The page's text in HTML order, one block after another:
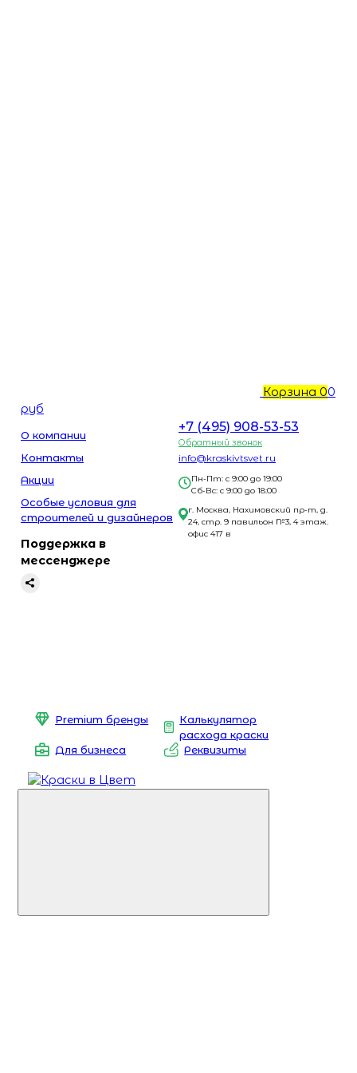
Корзина 00
руб
О компании
Контакты
Акции
Особые условия для
строителей и дизайнеров
Поддержка в
мессенджере
+7 (495) 908-53-53
Обратный звонок
info@kraskivtsvet.ru
Пн-Пт: с 9:00 до 19:00
Сб-Вс: с 9:00 до 18:00
г. Москва, Нахимовский пр-т, д.
24, стр. 9 павильон №3, 4 этаж.
офис 417 в
Premium бренды
Калькулятор
расхода краски
Для бизнеса
Реквизиты